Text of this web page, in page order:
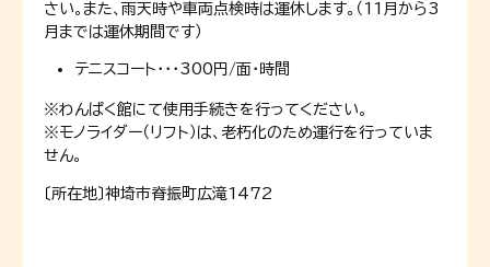
さい。また、雨天時や車両点検時は運休します。（11月から3
月までは運休期間です）
テニスコート・・・300円/面・時間
※わんぱく館にて使用手続きを行ってください。
※モノライダー（リフト）は、老朽化のため運行を行っていま
せん。
〔所在地〕神埼市脊振町広滝1472